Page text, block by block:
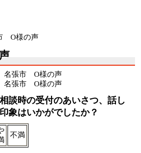
O様の声
談時の受付のあいさつ、話し
象はいかがでしたか？
不満